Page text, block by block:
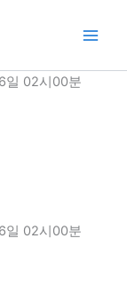
일 02시00분
일 02시00분